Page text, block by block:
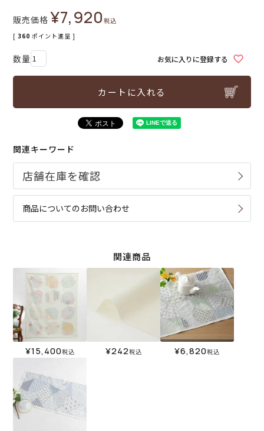
販売価格 ¥7,920税込
[ 360 ポイント進呈 ]
お気に入りに登録する
カートに入れる
関連キーワード
商品についてのお問い合わせ
関連商品
¥15,400税込 ¥242税込 ¥6,820税込